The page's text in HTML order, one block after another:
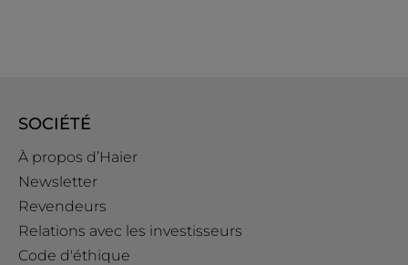
SOCIÉTÉ
À propos d’Haier
Newsletter
Revendeurs
Relations avec les investisseurs
Code d'éthique